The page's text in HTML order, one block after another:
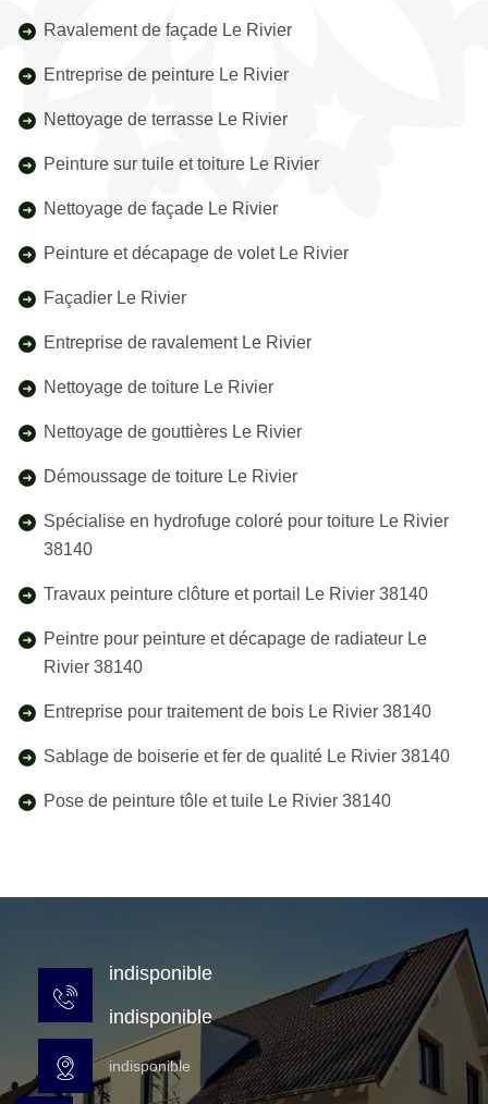
Ravalement de façade Le Rivier
Entreprise de peinture Le Rivier
Nettoyage de terrasse Le Rivier
Peinture sur tuile et toiture Le Rivier
Nettoyage de façade Le Rivier
Peinture et décapage de volet Le Rivier
Façadier Le Rivier
Entreprise de ravalement Le Rivier
Nettoyage de toiture Le Rivier
Nettoyage de gouttières Le Rivier
Démoussage de toiture Le Rivier
Spécialise en hydrofuge coloré pour toiture Le Rivier
38140
Travaux peinture clôture et portail Le Rivier 38140
Peintre pour peinture et décapage de radiateur Le
Rivier 38140
Entreprise pour traitement de bois Le Rivier 38140
Sablage de boiserie et fer de qualité Le Rivier 38140
Pose de peinture tôle et tuile Le Rivier 38140
indisponible
indisponible
indisponible